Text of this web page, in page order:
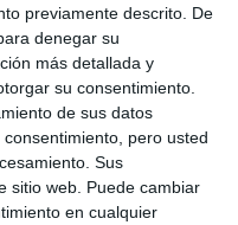
previamente descrito. De
denegar su
más detallada y
su consentimiento.
de sus datos
pero usted
Sus
sitio web. Puede cambiar
en cualquier
DESAYUNO